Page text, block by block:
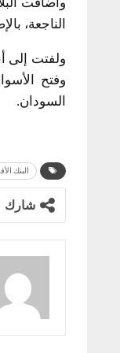
الناجعة،
ولفتت إلى
وفتح
السودان.
البنك
شارك